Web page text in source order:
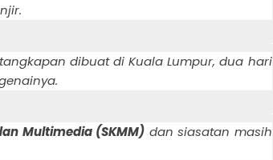
dibuat di Kuala Lumpur, dua hari
Multimedia (SKMM) dan siasatan masih